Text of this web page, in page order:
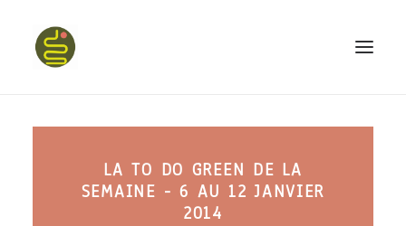
PROGRAMME HAPPY BELLY
MON LIVRE
LA TO DO GREEN DE LA
SEMAINE - 6 AU 12 JANVIER
2014